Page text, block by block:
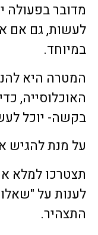
מדובר בפעולה
לעשות, גם אם
במיוחד.
המטרה היא
האוכלוסייה,
בקשה- יוכל
על מנת
תצטרכו למלא
לענות על
התצהיר.